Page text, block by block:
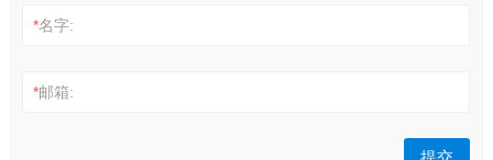
*名字:
*邮箱: